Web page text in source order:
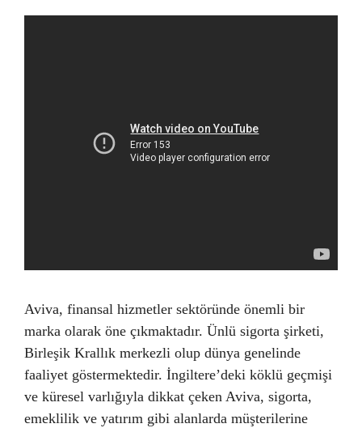
Aviva, finansal hizmetler sektöründe önemli bir
marka olarak öne çıkmaktadır. Ünlü sigorta şirketi,
Birleşik Krallık merkezli olup dünya genelinde
faaliyet göstermektedir. İngiltere’deki köklü geçmişi
ve küresel varlığıyla dikkat çeken Aviva, sigorta,
emeklilik ve yatırım gibi alanlarda müşterilerine